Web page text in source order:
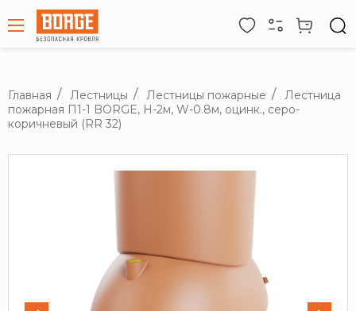
Главная Лестницы Лестницы пожарные
Лестница
пожарная П1-1 BORGE, Н-2м, W-0.8м, оцинк., серо-
коричневый (RR 32)